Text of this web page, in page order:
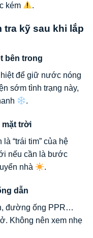
kém
.
tra kỹ sau khi lắp
bên trong
để giữ nước nóng
sớm tình trạng này,
.
trời
“trái tim” của hệ
nếu cần là bước
nhà
.
dẫn
đường ống PPR…
Không nên xem nhẹ